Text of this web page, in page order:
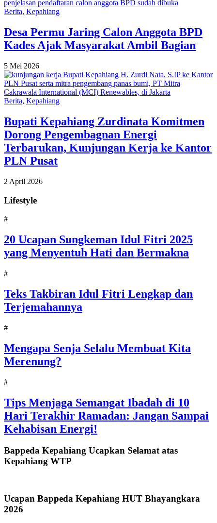
Berita, Kepahiang
Desa Permu Jaring Calon Anggota BPD
Kades Ajak Masyarakat Ambil Bagian
5 Mei 2026
Berita, Kepahiang
Bupati Kepahiang Zurdinata Komitmen
Dorong Pengembagnan Energi
Terbarukan, Kunjungan Kerja ke Kantor
PLN Pusat
2 April 2026
Lifestyle
#
20 Ucapan Sungkeman Idul Fitri 2025
yang Menyentuh Hati dan Bermakna
#
Teks Takbiran Idul Fitri Lengkap dan
Terjemahannya
#
Mengapa Senja Selalu Membuat Kita
Merenung?
#
Tips Menjaga Semangat Ibadah di 10
Hari Terakhir Ramadan: Jangan Sampai
Kehabisan Energi!
Bappeda Kepahiang Ucapkan Selamat atas
Kepahiang WTP
Ucapan Bappeda Kepahiang HUT Bhayangkara
2026